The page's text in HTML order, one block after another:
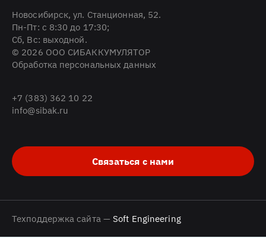
Новосибирск, ул. Станционная, 52.
Пн-Пт: с 8:30 до 17:30;
Cб, Вс: выходной.
© 2026 ООО СИБАККУМУЛЯТОР
Обработка персональных данных
+7 (383) 362 10 22
info@sibak.ru
Связаться с нами
Техподдержка сайта —Soft Engineering